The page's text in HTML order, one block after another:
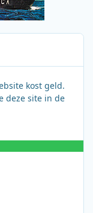
kost geld.
deze site in de